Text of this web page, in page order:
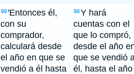
50 'Entonces él,
con su
comprador,
calculará desde
el año en que se
vendió a él hasta
50Y hará
cuentas con el
que lo compró,
desde el año
que se vendió
él, hasta el año